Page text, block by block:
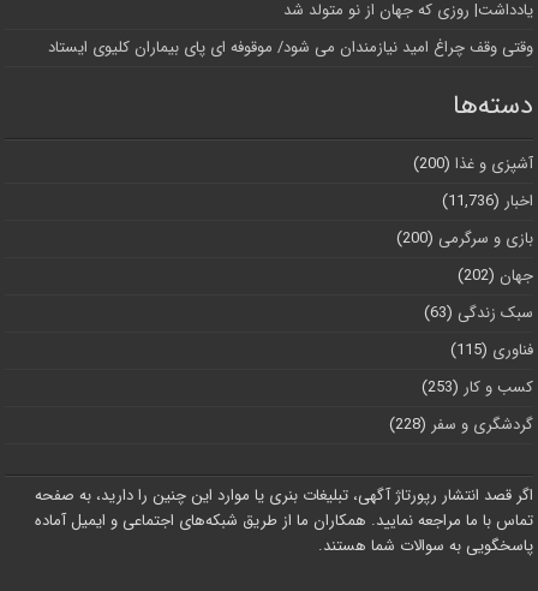
یادداشت| روزی که جهان از نو متولد شد
وقتی وقف چراغ امید نیازمندان می شود/ موقوفه ای پای بیماران کلیوی ایستاد
دسته‌ها
آشپزی و غذا (200)
اخبار (11,736)
بازی و سرگرمی (200)
جهان (202)
سبک زندگی (63)
فناوری (115)
کسب و کار (253)
گردشگری و سفر (228)
اگر قصد انتشار رپورتاژ آگهی، تبلیغات بنری یا موارد این چنین را دارید، به صفحه
تماس با ما مراجعه نمایید. همکاران ما از طریق شبکه‌های اجتماعی و ایمیل آماده
پاسخگویی به سوالات شما هستند.